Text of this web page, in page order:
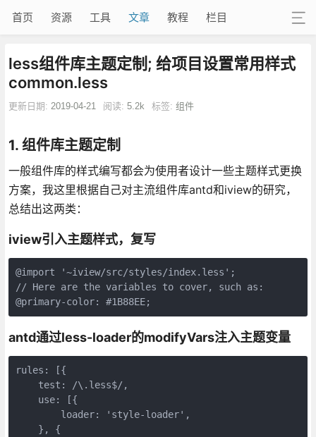
首页 资源 工具 文章 教程 栏目
less组件库主题定制; 给项目设置常用样式
common.less
更新日期: 2019-04-21 阅读: 5.2k 标签: 组件
1. 组件库主题定制
一般组件库的样式编写都会为使用者设计一些主题样式更换
方案，我这里根据自己对主流组件库antd和iview的研究，
总结出这两类：
iview引入主题样式，复写
@import '~iview/src/styles/index.less';
// Here are the variables to cover, such as:
antd通过less-loader的modifyVars注入主题变量
rules: [{
    test: /\.less$/,
    use: [{
        loader: 'style-loader',
    }, {